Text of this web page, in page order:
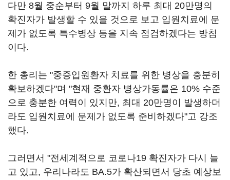
다만 8월 중순부터 9월 말까지 하루 최대 20만명의
확진자가 발생할 수 있을 것으로 보고 입원치료에 문
제가 없도록 특수병상 등을 지속 점검하겠다는 방침
이다.
한 총리는 "중증입원환자 치료를 위한 병상을 충분히
확보하겠다"며 "현재 중환자 병상가동률은 10% 수준
으로 충분한 여력이 있지만, 최대 20만명이 발생하더
라도 입원치료에 문제가 없도록 준비하겠다"고 강조
했다.
그러면서 "전세계적으로 코로나19 확진자가 다시 늘
고 있고, 우리나라도 BA.5가 확산되면서 당초 예상보